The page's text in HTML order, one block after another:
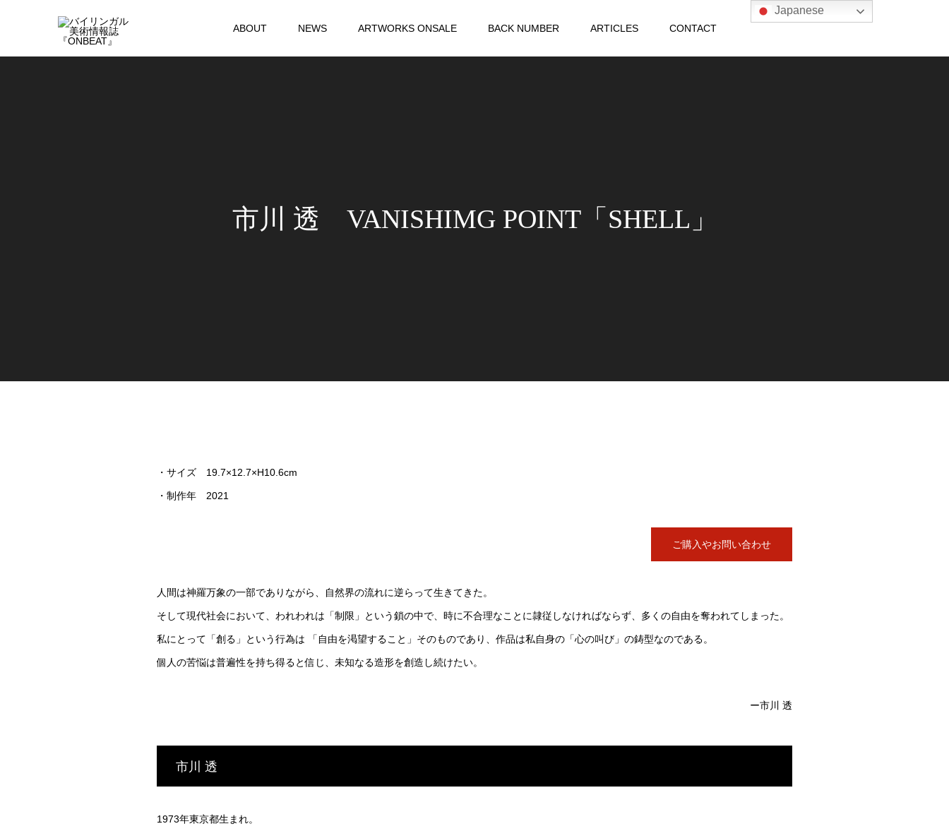
ABOUT NEWS ARTWORKS ONSALE BACK NUMBER ARTICLES CONTACT
市川 透 VANISHIMG POINT「SHELL」
・サイズ 19.7×12.7×H10.6cm
・制作年 2021
ご購入やお問い合わせ
人間は神羅万象の一部でありながら、自然界の流れに逆らって生きてきた。
そして現代社会において、われわれは「制限」という鎖の中で、時に不合理なことに隷従しなければならず、多くの自由を奪われてしまった。
私にとって「創る」という行為は 「自由を渇望すること」そのものであり、作品は私自身の「心の叫び」の鋳型なのである。
個人の苦悩は普遍性を持ち得ると信じ、未知なる造形を創造し続けたい。
ー市川 透
市川 透
1973年東京都生まれ。
Japanese